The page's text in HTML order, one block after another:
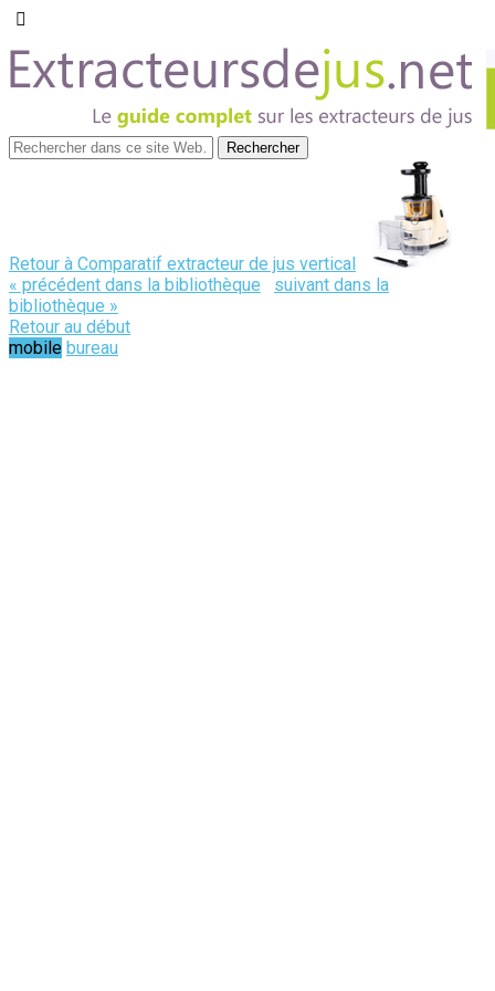
Retour à Comparatif extracteur de jus vertical
« précédent dans la bibliothèque
suivant dans la
bibliothèque »
Retour au début
mobile bureau